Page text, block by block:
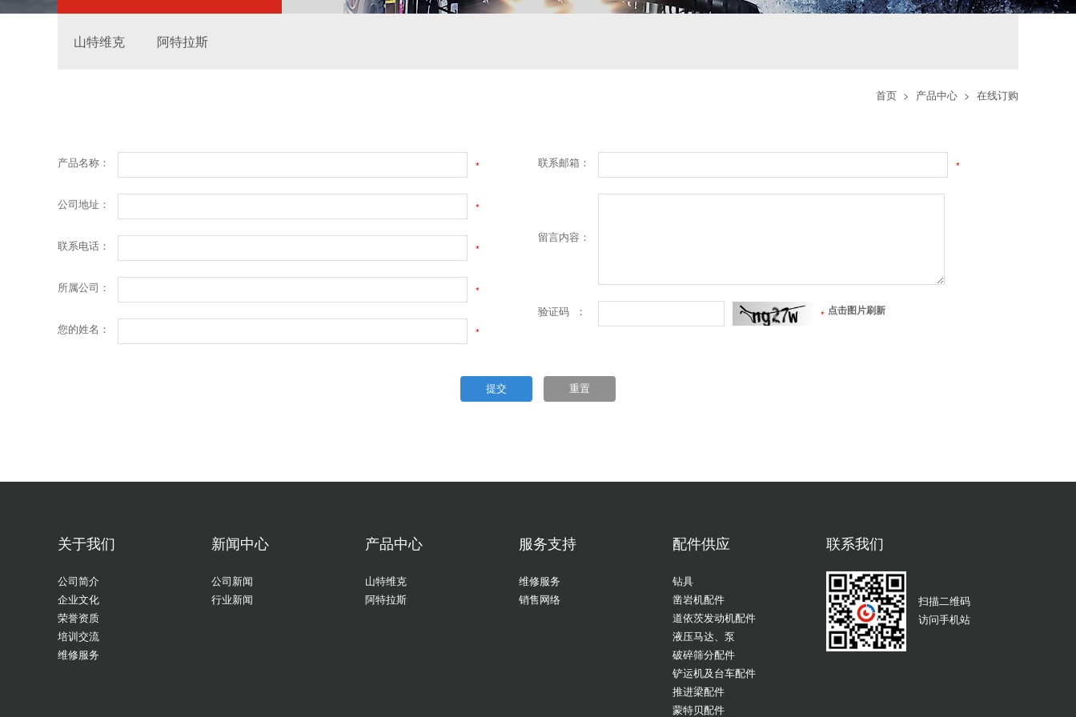
山特维克 阿特拉斯
首页 > 产品中心 > 在线订购
产品名称： *
公司地址： *
联系电话： *
所属公司： *
您的姓名： *
联系邮箱： *
留言内容：
验证码 ： * 点击图片刷新
提交 重置
关于我们
公司简介
企业文化
荣誉资质
培训交流
维修服务
新闻中心
公司新闻
行业新闻
产品中心
山特维克
阿特拉斯
服务支持
维修服务
销售网络
配件供应
钻具
凿岩机配件
道依茨发动机配件
液压马达、泵
破碎筛分配件
铲运机及台车配件
推进梁配件
蒙特贝配件
联系我们
扫描二维码
访问手机站